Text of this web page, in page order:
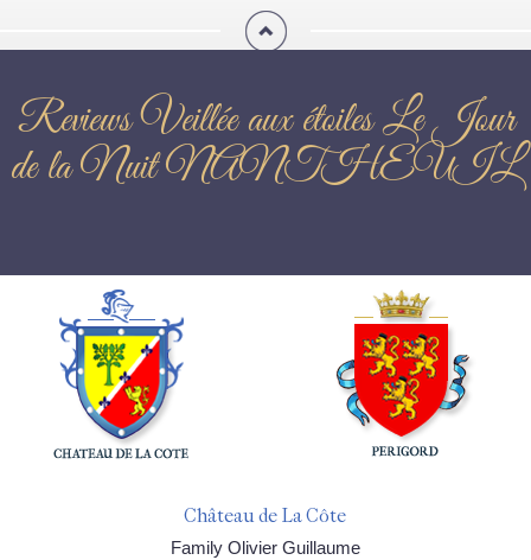
Reviews Veillée aux étoiles Le Jour
de la Nuit NANTHEUIL
Château de La Côte
Family Olivier Guillaume